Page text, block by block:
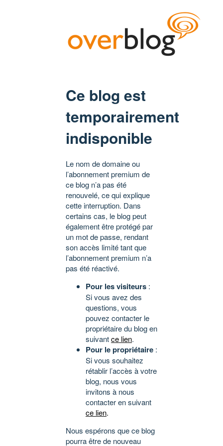
Ce blog est
temporairement
indisponible
Le nom de domaine ou
l’abonnement premium de
ce blog n’a pas été
renouvelé, ce qui explique
cette interruption. Dans
certains cas, le blog peut
également être protégé par
un mot de passe, rendant
son accès limité tant que
l’abonnement premium n’a
pas été réactivé.
Pour les visiteurs :
Si vous avez des
questions, vous
pouvez contacter le
propriétaire du blog en
suivantce lien.
Pour le propriétaire :
Si vous souhaitez
rétablir l’accès à votre
blog, nous vous
invitons à nous
contacter en suivant
ce lien.
Nous espérons que ce blog
pourra être de nouveau